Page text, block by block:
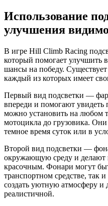
Использование
улучшения
В игре Hill Climb Racing
который помогает улучшить
шансы на победу.
каждый из которых имеет
Первый вид подсветки —
впереди и помогают
можно установить на любом
мотоцикла до грузовика.
темное время суток или в
Второй вид подсветки —
окружающую среду и делают
красочным. Фонари могут
транспортном средстве, так
создать уютную атмосферу и
реалистичной.